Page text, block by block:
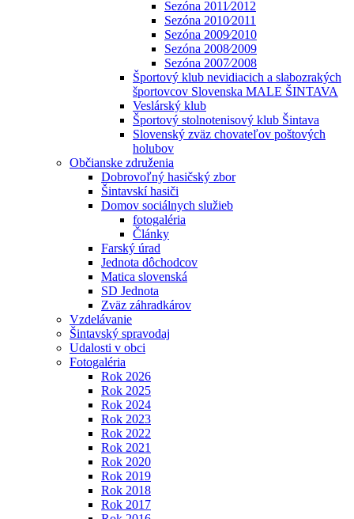
Sezóna 2011⁄2012
Sezóna 2010⁄2011
Sezóna 2009⁄2010
Sezóna 2008⁄2009
Sezóna 2007⁄2008
Športový klub nevidiacich a slabozrakých
športovcov Slovenska MALE ŠINTAVA
Veslárský klub
Športový stolnotenisový klub Šintava
Slovenský zväz chovateľov poštových
holubov
Občianske združenia
Dobrovoľný hasičský zbor
Šintavskí hasiči
Domov sociálnych služieb
fotogaléria
Články
Farský úrad
Jednota dôchodcov
Matica slovenská
SD Jednota
Zväz záhradkárov
Vzdelávanie
Šintavský spravodaj
Udalosti v obci
Fotogaléria
Rok 2026
Rok 2025
Rok 2024
Rok 2023
Rok 2022
Rok 2021
Rok 2020
Rok 2019
Rok 2018
Rok 2017